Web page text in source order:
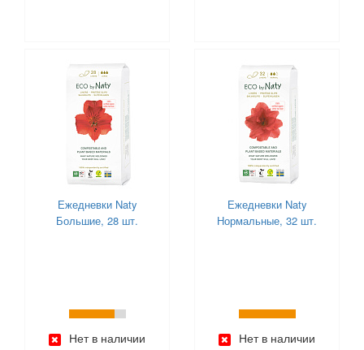
Ежедневки Naty
Большие, 28 шт.
Нет в наличии
Ежедневки Naty
Нормальные, 32 шт.
Нет в наличии